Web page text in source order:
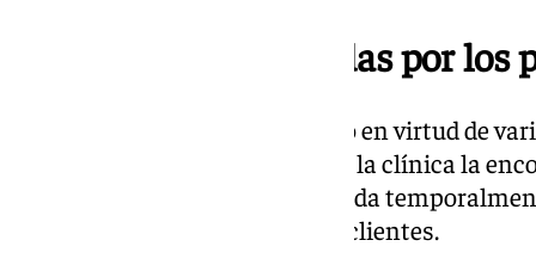
Denuncias presentadas por los
Esta operación policial se inició en virtud de
pacientes que, al personarse en la clínica la
en la puerta que indicaba «cerrada
las llamadas telefónicas de los clientes.